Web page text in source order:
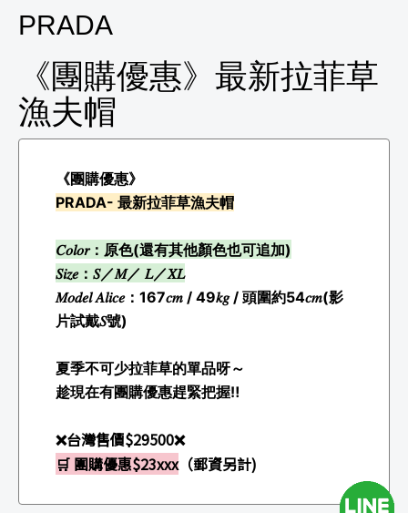
PRADA
《團購優惠》最新拉菲草
漁夫帽
《團購優惠》
PRADA- 最新拉菲草漁夫帽
𝐶𝑜𝑙𝑜𝑟：原色(還有其他顏色也可追加)
𝑆𝑖𝑧𝑒：𝑆／𝑀／ 𝐿／𝑋𝐿
𝑀𝑜𝑑𝑒𝑙 𝐴𝑙𝑖𝑐𝑒：167𝑐𝑚 / 49𝑘𝑔 / 頭圍約54𝑐𝑚(影
片試戴𝑆號)
夏季不可少拉菲草的單品呀～
趁現在有團購優惠趕緊把握‼️
❌台灣售價$29500❌
🛒 團購優惠$23xxx（郵資另計)